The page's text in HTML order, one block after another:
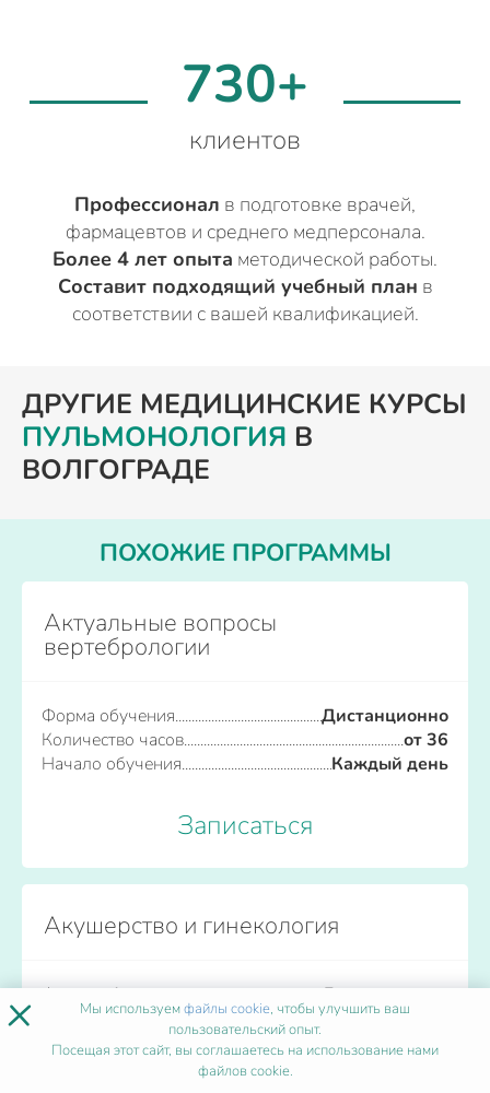
730+
клиентов
Профессионал в подготовке врачей,
фармацевтов и среднего медперсонала.
Более 4 лет опыта методической работы.
Составит подходящий учебный план в
соответствии с вашей квалификацией.
ДРУГИЕ МЕДИЦИНСКИЕ КУРСЫ
ПУЛЬМОНОЛОГИЯ В
ВОЛГОГРАДЕ
ПОХОЖИЕ ПРОГРАММЫ
Актуальные вопросы
вертебрологии
Форма обучения
Дистанционно
Количество часов
от 36
Начало обучения
Каждый день
Записаться
Акушерство и гинекология
Форма обучения
Дистанционно
Количество часов
от 36
Начало обучения
Каждый день
× Мы используемфайлы cookie, чтобы улучшить ваш
пользовательский опыт.
Посещая этот сайт, вы соглашаетесь на использование нами
файлов cookie.